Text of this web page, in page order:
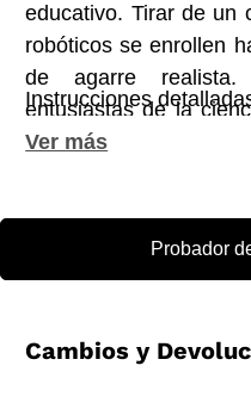
educativo. Tirar de un
robóticos se enrollen
de agarre realista.
entusiastas de la
interesados en la
Instrucciones
Probador
Cambios y